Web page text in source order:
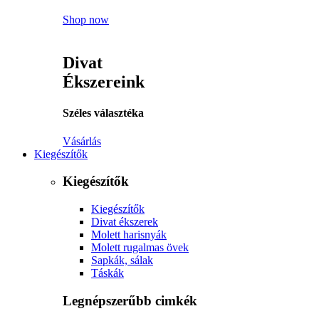
Shop now
Divat
Ékszereink
Széles választéka
Vásárlás
Kiegészítők
Kiegészítők
Kiegészítők
Divat ékszerek
Molett harisnyák
Molett rugalmas övek
Sapkák, sálak
Táskák
Legnépszerűbb cimkék